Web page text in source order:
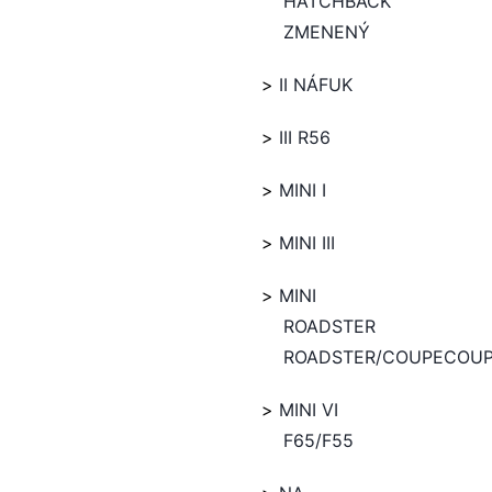
ZMENENÝ
II NÁFUK
III R56
MINI I
MINI III
MINI
ROADSTER
ROADSTER/
MINI VI
F65/F55